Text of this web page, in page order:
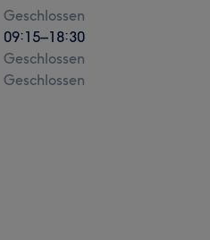
Geschlossen
09:15–18:30
Geschlossen
Geschlossen